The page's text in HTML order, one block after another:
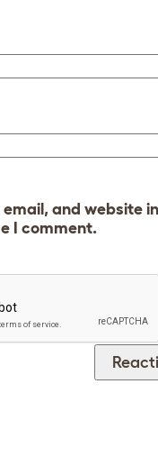
email, and website
I comment.